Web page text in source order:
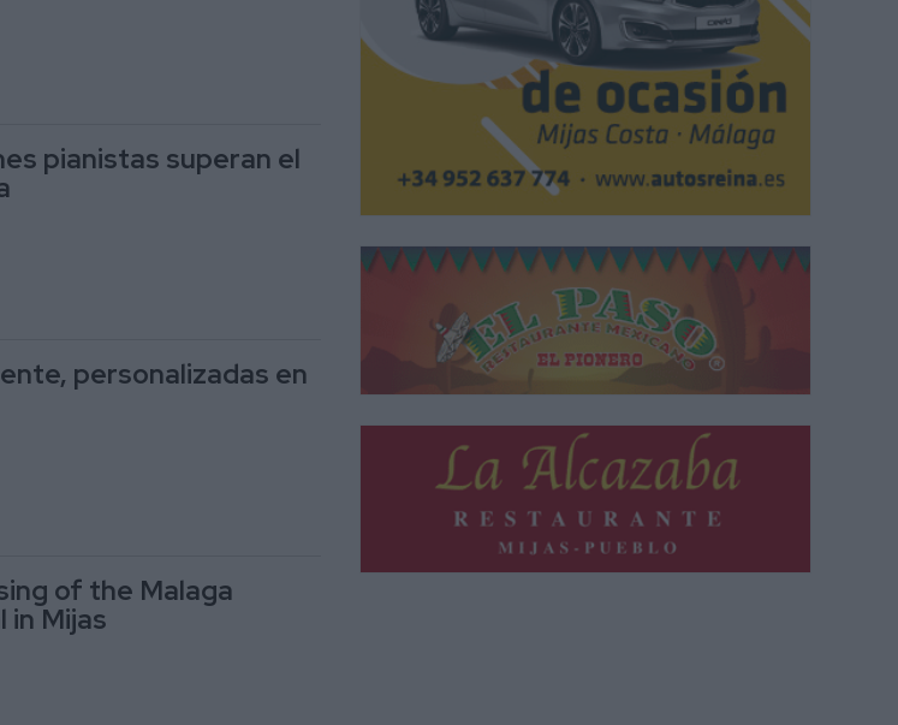
pianistas superan el
personalizadas en
of the Malaga
in Mijas